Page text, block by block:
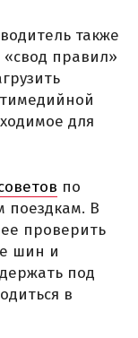
также
«свод правил»
для
по
поездкам. В
проверить
шин и
под
в